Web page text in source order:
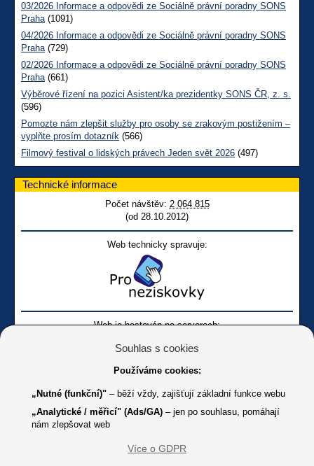
03/2026 Informace a odpovědi ze Sociálně právní poradny SONS
Praha(1091)
04/2026 Informace a odpovědi ze Sociálně právní poradny SONS
Praha(729)
02/2026 Informace a odpovědi ze Sociálně právní poradny SONS
Praha(661)
Výběrové řízení na pozici Asistent/ka prezidentky SONS ČR, z. s.
(596)
Pomozte nám zlepšit služby pro osoby se zrakovým postižením –
vyplňte prosím dotazník (566)
Filmový festival o lidských právech Jeden svět 2026 (497)
Technické informace
Počet návštěv: 2 064 815
(od 28.10.2012)
Web technicky spravuje:
Web je hostován na serverech:
Online
Youtube SONS
Souhlas s cookies
Používáme cookies:
„Nutné (funkční)" – běží vždy, zajišťují základní funkce webu
„Analytické / měřicí" (Ads/GA) – jen po souhlasu, pomáhají
nám zlepšovat web
Více o GDPR